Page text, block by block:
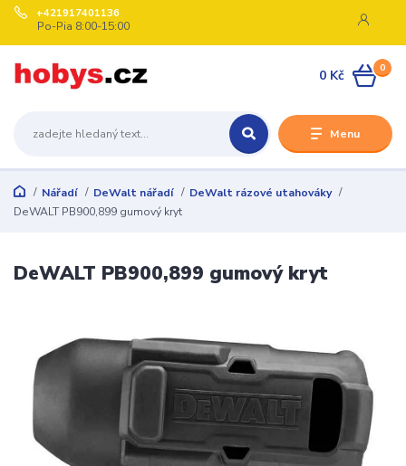
Menu
+421917401136
Po-Pia 8:00-15:00
0
0 Kč
Nářadí DeWalt nářadí
DeWalt rázové utahováky
DeWALT PB900,899 gumový kryt
DeWALT PB900,899 gumový kryt